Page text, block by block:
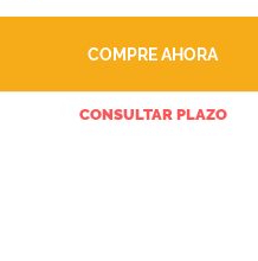
COMPRE AHORA
CONSULTAR PLAZO